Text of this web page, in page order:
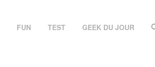
FUN TEST GEEK DU JOUR